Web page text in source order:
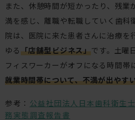
また、休憩時間が短かったり、残業
満を感じ、離職や転職していく歯科
院は、医院に来た患者さんに治療を
ゆる「店舗型ビジネス」です。土曜
フィスワーカーがオフになる時間帯
就業時間帯について、不満が出やす
参考： 公益社団法人日本歯科衛生
務実態調査報告書